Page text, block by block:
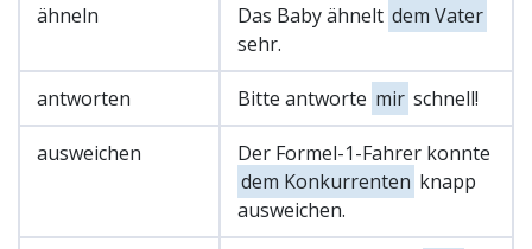
ähneln Das Baby ähnelt dem Vater
sehr.
antworten Bitte antworte mir schnell!
ausweichen
Der Formel-1-Fahrer konnte
dem Konkurrenten knapp
ausweichen.